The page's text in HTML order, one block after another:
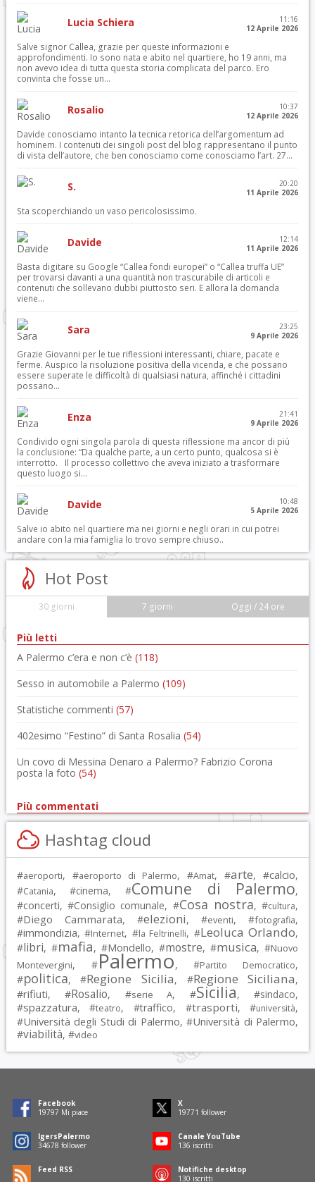
Lucia Schiera
11:16
12 Aprile 2026
Salve signor Callea, grazie per queste informazioni e
approfondimenti. Io sono nata e abito nel quartiere, ho 19 anni, ma
non avevo idea di tutta questa storia complicata del parco. Ero
convinta che fosse un...
Rosalio
10:37
12 Aprile 2026
Davide conosciamo intanto la tecnica retorica dell’argomentum ad
hominem. I contenuti dei singoli post del blog rappresentano il punto
di vista dell’autore, che ben conosciamo come conosciamo l’art. 27...
S.
20:20
11 Aprile 2026
Sta scoperchiando un vaso pericolosissimo.
Davide
12:14
11 Aprile 2026
Basta digitare su Google “Callea fondi europei” o “Callea truffa UE”
per trovarsi davanti a una quantità non trascurabile di articoli e
contenuti che sollevano dubbi piuttosto seri. E allora la domanda
viene...
Sara
23:25
9 Aprile 2026
Grazie Giovanni per le tue riflessioni interessanti, chiare, pacate e
ferme. Auspico la risoluzione positiva della vicenda, e che possano
essere superate le difficoltà di qualsiasi natura, affinché i cittadini
possano...
Enza
21:41
9 Aprile 2026
Condivido ogni singola parola di questa riflessione ma ancor di più
la conclusione: “Da qualche parte, a un certo punto, qualcosa si è
interrotto. Il processo collettivo che aveva iniziato a trasformare
questo luogo si...
Davide
10:48
5 Aprile 2026
Salve io abito nel quartiere ma nei giorni e negli orari in cui potrei
andare con la mia famiglia lo trovo sempre chiuso..
Hot Post
30 giorni 7 giorni Oggi / 24 ore
Più letti
A Palermo c’era e non c’è (118)
Sesso in automobile a Palermo (109)
Statistiche commenti (57)
402esimo “Festino” di Santa Rosalia (54)
Un covo di Messina Denaro a Palermo? Fabrizio Corona
posta la foto (54)
Più commentati
Hashtag cloud
#aeroporti, #aeroporto di Palermo, #Amat, #arte, #calcio,
#Catania, #cinema, #Comune di Palermo,
#concerti, #Consiglio comunale, #Cosa nostra, #cultura,
#Diego Cammarata, #elezioni, #eventi, #fotografia,
#immondizia, #Internet, #la Feltrinelli, #Leoluca Orlando,
#libri, #mafia, #Mondello, #mostre, #musica, #Nuovo
Montevergini, #Palermo, #Partito Democratico,
#politica, #Regione Sicilia, #Regione Siciliana,
#rifiuti, #Rosalio, #serie A, #Sicilia, #sindaco,
#spazzatura, #teatro, #traffico, #trasporti, #università,
#Università degli Studi di Palermo, #Università di Palermo,
#viabilità, #video
Facebook
19797 Mi piace
X
19771 follower
IgersPalermo
34678 follower
Canale YouTube
136 iscritti
Feed RSS
Notifiche desktop
130 iscritti